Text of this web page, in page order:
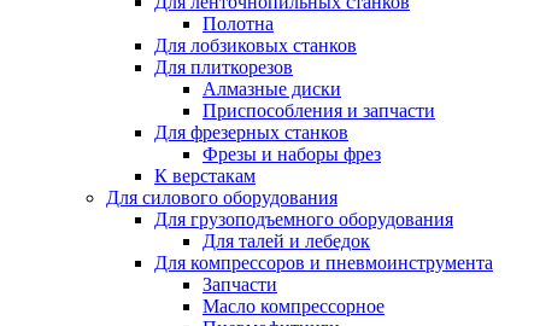
Полотна
Для лобзиковых станков
Для плиткорезов
Алмазные диски
Приспособления и запчасти
Для фрезерных станков
Фрезы и наборы фрез
К верстакам
Для силового оборудования
Для грузоподъемного оборудования
Для талей и лебедок
Для компрессоров и пневмоинструмента
Запчасти
Масло компрессорное